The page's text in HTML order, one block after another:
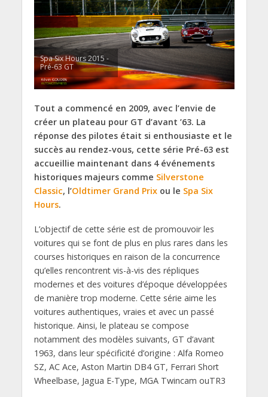
Spa Six Hours 2015 -
Pré-63 GT
Tout a commencé en 2009, avec l’envie de
créer un plateau pour GT d’avant ’63. La
réponse des pilotes était si enthousiaste et le
succès au rendez-vous, cette série Pré-63 est
accueillie maintenant dans 4 événements
historiques majeurs comme Silverstone
Classic, l’Oldtimer Grand Prixou le Spa Six
Hours.
L’objectif de cette série est de promouvoir les
voitures qui se font de plus en plus rares dans les
courses historiques en raison de la concurrence
qu’elles rencontrent vis-à-vis des répliques
modernes et des voitures d’époque développées
de manière trop moderne. Cette série aime les
voitures authentiques, vraies et avec un passé
historique. Ainsi, le plateau se compose
notamment des modèles suivants, GT d’avant
1963, dans leur spécificité d’origine : Alfa Romeo
SZ, AC Ace, Aston Martin DB4 GT, Ferrari Short
Wheelbase, Jagua E-Type, MGA Twincam ouTR3